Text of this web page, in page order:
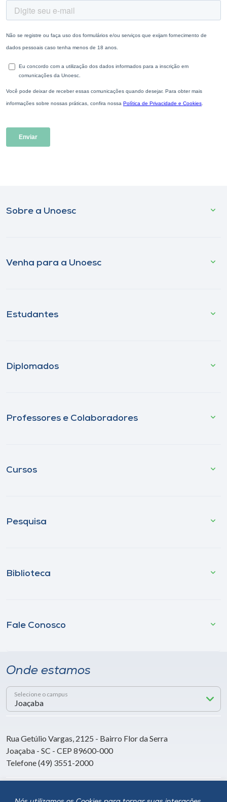
Sobre a Unoesc
Venha para a Unoesc
Estudantes
Diplomados
Professores e Colaboradores
Cursos
Pesquisa
Biblioteca
Fale Conosco
Onde estamos
Selecione o campus
Rua Getúlio Vargas, 2125 - Bairro Flor da Serra
Joaçaba - SC - CEP 89600-000
Telefone (49) 3551-2000
Siga a Unoesc